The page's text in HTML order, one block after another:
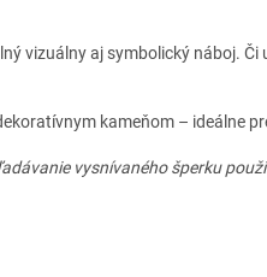
vizuálny aj symbolický náboj.
kameňom – ideálne
vysnívaného šperku